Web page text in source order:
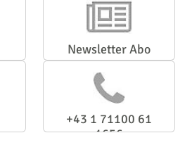
Newsletter Abo
+43 1 71100 61
1656